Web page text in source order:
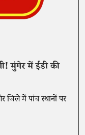
मुंगेर में ईडी की
जिले में पांच स्थानों पर